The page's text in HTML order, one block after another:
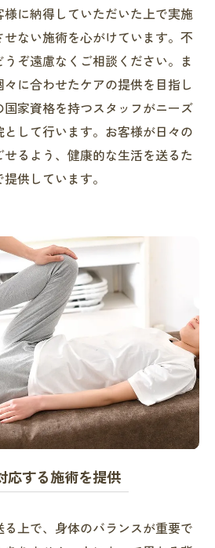
に納得していただいた上で実施
せない施術を心がけています。不
ぞ遠慮なくご相談ください。ま
に合わせたケアの提供を目指し
家資格を持つスタッフがニーズ
して行います。お客様が日々の
るよう、健康的な生活を送るた
供しています。
応する施術を提供
上で、身体のバランスが重要で